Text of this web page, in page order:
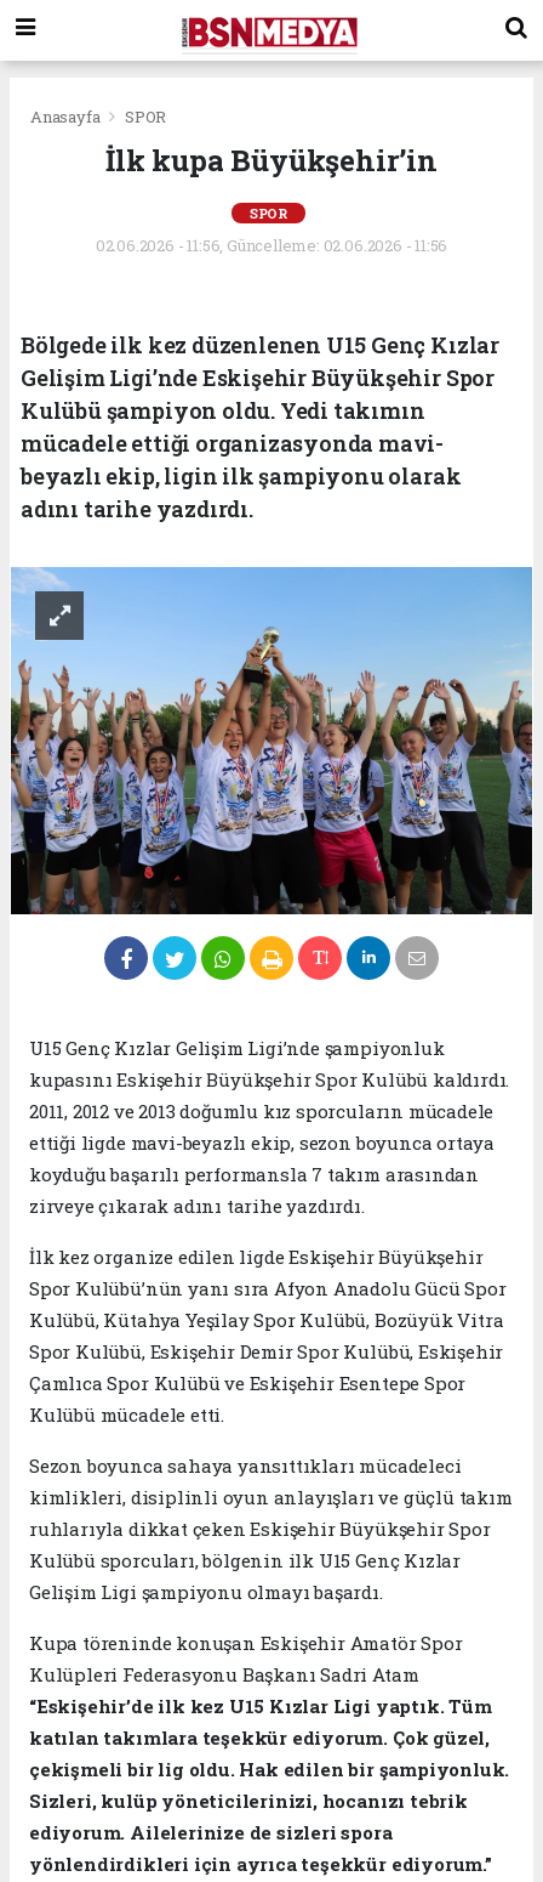
Anasayfa SPOR
İlk kupa Büyükşehir’in
SPOR
02.06.2026 - 11:56, Güncelleme: 02.06.2026 - 11:56
Bölgede ilk kez düzenlenen U15 Genç Kızlar
Gelişim Ligi’nde Eskişehir Büyükşehir Spor
Kulübü şampiyon oldu. Yedi takımın
mücadele ettiği organizasyonda mavi-
beyazlı ekip, ligin ilk şampiyonu olarak
adını tarihe yazdırdı.
U15 Genç Kızlar Gelişim Ligi’nde şampiyonluk
kupasını Eskişehir Büyükşehir Spor Kulübü kaldırdı.
2011, 2012 ve 2013 doğumlu kız sporcuların mücadele
ettiği ligde mavi-beyazlı ekip, sezon boyunca ortaya
koyduğu başarılı performansla 7 takım arasından
zirveye çıkarak adını tarihe yazdırdı.
İlk kez organize edilen ligde Eskişehir Büyükşehir
Spor Kulübü’nün yanı sıra Afyon Anadolu Gücü Spor
Kulübü, Kütahya Yeşilay Spor Kulübü, Bozüyük Vitra
Spor Kulübü, Eskişehir Demir Spor Kulübü, Eskişehir
Çamlıca Spor Kulübü ve Eskişehir Esentepe Spor
Kulübü mücadele etti.
Sezon boyunca sahaya yansıttıkları mücadeleci
kimlikleri, disiplinli oyun anlayışları ve güçlü takım
ruhlarıyla dikkat çeken Eskişehir Büyükşehir Spor
Kulübü sporcuları, bölgenin ilk U15 Genç Kızlar
Gelişim Ligi şampiyonu olmayı başardı.
Kupa töreninde konuşan Eskişehir Amatör Spor
Kulüpleri Federasyonu Başkanı Sadri Atam
“Eskişehir’de ilk kez U15 Kızlar Ligi yaptık. Tüm
katılan takımlara teşekkür ediyorum. Çok güzel,
çekişmeli bir lig oldu. Hak edilen bir şampiyonluk.
Sizleri, kulüp yöneticilerinizi, hocanızı tebrik
ediyorum. Ailelerinize de sizleri spora
yönlendirdikleri için ayrıca teşekkür ediyorum.”